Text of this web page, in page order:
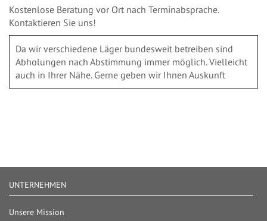
Kostenlose Beratung vor Ort nach Terminabsprache.
Kontaktieren Sie uns!
Da wir verschiedene Läger bundesweit betreiben sind
Abholungen nach Abstimmung immer möglich. Vielleicht
auch in Ihrer Nähe. Gerne geben wir Ihnen Auskunft
UNTERNEHMEN
Unsere Mission